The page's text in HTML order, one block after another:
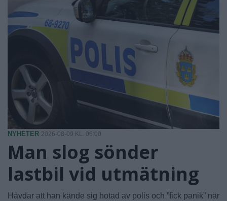
NYHETER 2026-08-09 KL. 06:00
Man slog sönder
lastbil vid utmätning
Hävdar att han kände sig hotad av polis och ”fick panik” när